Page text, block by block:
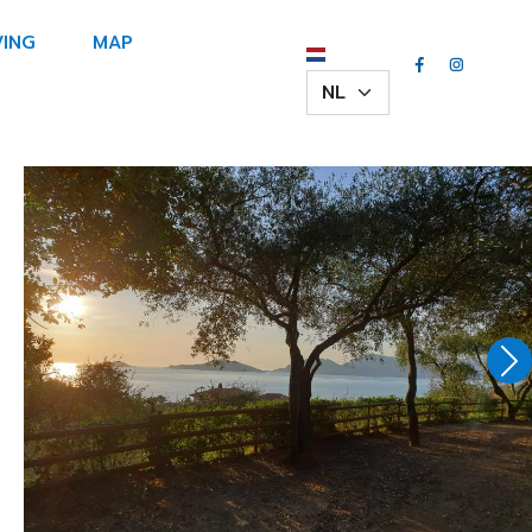
MAP
Select your language